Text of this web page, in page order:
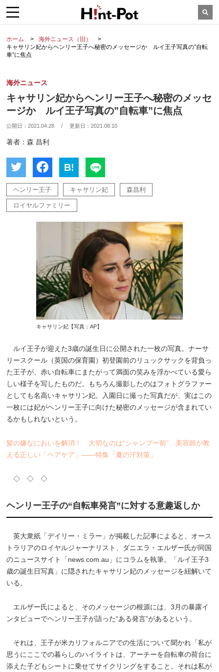
ホーム
海外ニュース（旧）
キャサリン妃からヘンリー王子へ秘密のメッセージか ルイ王子写真の”自転
車”に焦点
海外ニュース
キャサリン妃からヘンリー王子へ秘密のメッセ
ージか ルイ王子写真の”自転車”に焦点
公開日：2021.04.28 / 更新日：2021.08.10
著者：森 昌利
B!
ヘンリー王子 キャサリン妃 森昌利
ロイヤルファミリー
キャサリン妃【写真：AP】
ルイ王子が迎えた3歳の誕生日に公開された一枚の写真。ナーサ
リースクール（英国の保育園）初登園前のリュックサックを背負っ
た王子が、赤い自転車にまたがって満面の笑みを浮かべている愛ら
しい様子を写したものだ。もちろん撮影したのはフォトグラファー
としても名高いキャサリン妃。入園日に撮った写真だが、実はこの
一枚には妃がヘンリー王子に向けた秘密のメッセージが含まれてい
るかもしれないという。
髪の嫌なにおいを解消！ 大切なのは“シャンプー前”…美容師が教
える正しい「ヘアケア」――特集「夏の汗対策」
◇ ◇ ◇
ヘンリー王子の“自転車発言”に対する意趣返しか
英大衆紙「デイリー・ミラー」が掲載した記事によると、オース
トラリアのロイヤルジャーナリスト、ダニエラ・エルザー氏が同国
のニュースサイト「news.com.au」にコラムを執筆。「ルイ王子3
歳の誕生日写真」に隠されたキャサリン妃のメッセージを紐解いて
いる。
エルザー氏によると、そのメッセージの根源には、3月の暴露イ
ンタビューでヘンリー王子が語った“ある発言”があるという。
それは、王子が米カリフォルニアでの生活について聞かれ「私が
思うにここでの暮らしのハイライトは、アーチーを自転車の荷台に
添えた子どもシートに乗せてサイクリングをすること。それは私が